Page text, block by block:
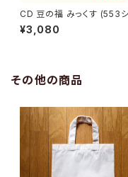
CD 豆の福 みっくす (553
ーズ) / 落合さとこ
¥3,080
その他の商品